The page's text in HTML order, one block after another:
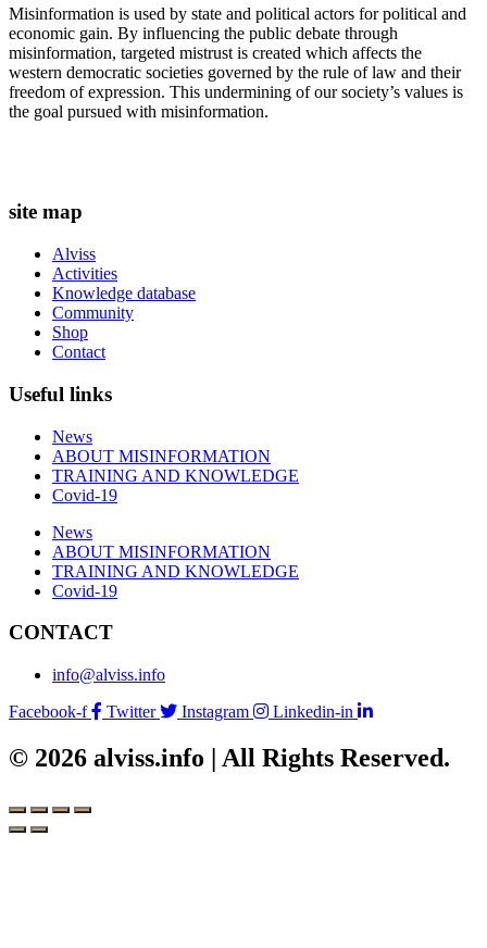
Misinformation is used by state and political actors for political and
economic gain. By influencing the public debate through
misinformation, targeted mistrust is created which affects the
western democratic societies governed by the rule of law and their
freedom of expression. This undermining of our society’s values ​​is
the goal pursued with misinformation.
site map
Alviss
Activities
Knowledge database
Community
Shop
Contact
Useful links
News
ABOUT MISINFORMATION
TRAINING AND KNOWLEDGE
Covid-19
News
ABOUT MISINFORMATION
TRAINING AND KNOWLEDGE
Covid-19
CONTACT
info@alviss.info
Facebook-f
Twitter Instagram Linkedin-in
© 2026 alviss.info | All Rights Reserved.